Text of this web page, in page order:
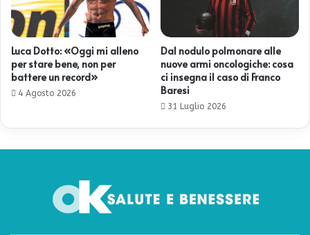
Luca Dotto: «Oggi mi alleno
per stare bene, non per
battere un record»
4 Agosto 2026
Dal nodulo polmonare alle
nuove armi oncologiche: cosa
ci insegna il caso di Franco
Baresi
31 Luglio 2026